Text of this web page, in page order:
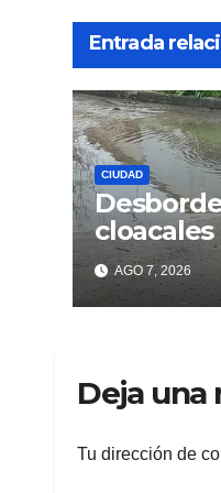
Entrada
CIUDAD
cloacales
Berisso:
la red en
AGO 7, 2026
Deja una
Tu dirección de